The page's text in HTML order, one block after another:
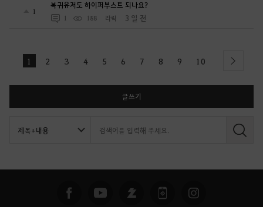
1
복귀유저도 하이퍼부스트 되나요?
1 188 라릭 3 일 전
1 2 3 4 5 6 7 8 9 10 next
글쓰기
검